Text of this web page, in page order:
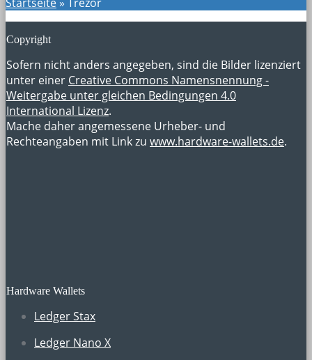
Copyright
Sofern nicht anders angegeben, sind die Bilder lizenziert
unter einer Creative Commons Namensnennung -
Weitergabe unter gleichen Bedingungen 4.0
International Lizenz.
Mache daher angemessene Urheber- und
Rechteangaben mit Link zu www.hardware-wallets.de.
Hardware Wallets
Ledger Stax
Ledger Nano X